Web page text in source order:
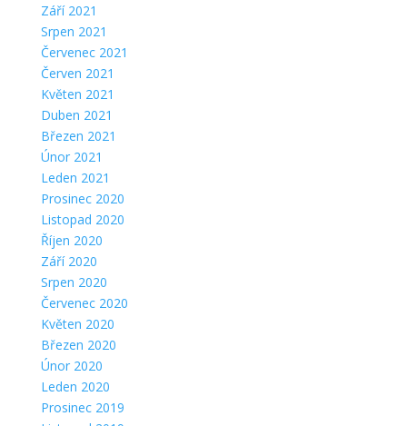
Září 2021
Srpen 2021
Červenec 2021
Červen 2021
Květen 2021
Duben 2021
Březen 2021
Únor 2021
Leden 2021
Prosinec 2020
Listopad 2020
Říjen 2020
Září 2020
Srpen 2020
Červenec 2020
Květen 2020
Březen 2020
Únor 2020
Leden 2020
Prosinec 2019